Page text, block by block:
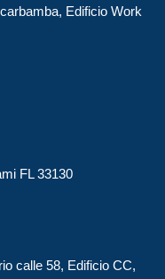
Edificio Work
FL 33130
calle 58, Edificio CC,